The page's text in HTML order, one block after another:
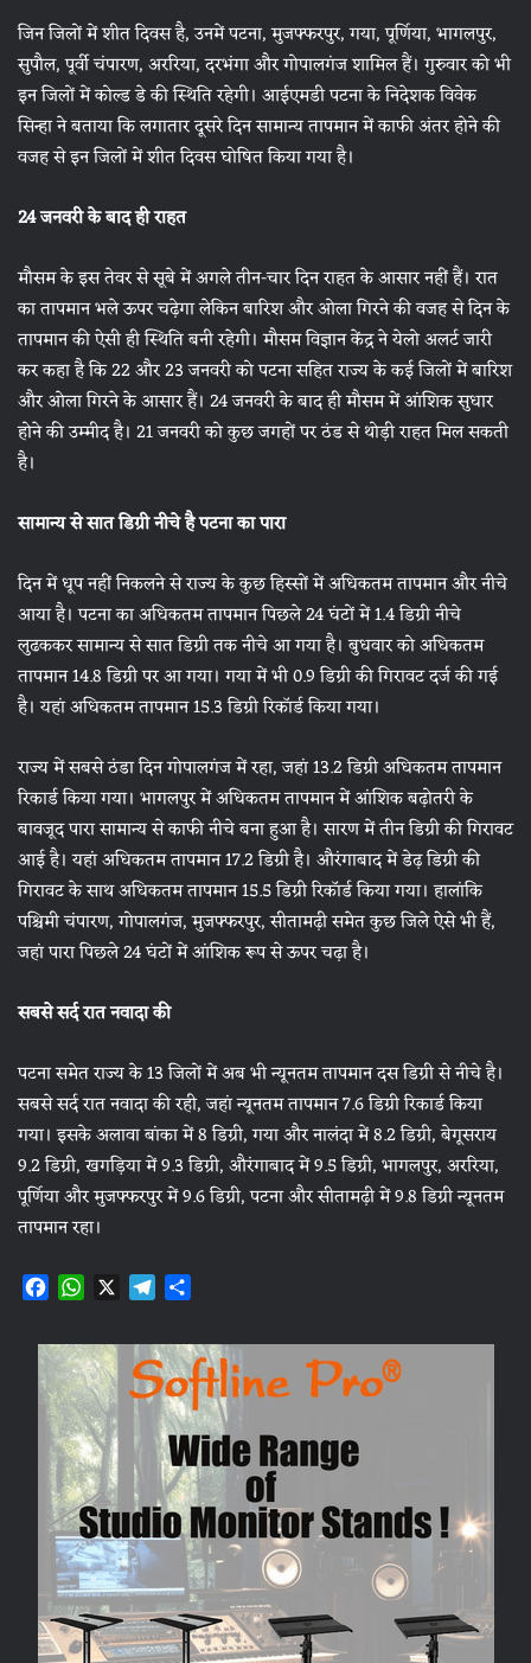
जिन जिलों में शीत दिवस है, उनमें पटना, मुजफ्फरपुर, गया, पूर्णिया, भागलपुर,
सुपौल, पूर्वी चंपारण, अररिया, दरभंगा और गोपालगंज शामिल हैं। गुरुवार को भी
इन जिलों में कोल्ड डे की स्थिति रहेगी। आईएमडी पटना के निदेशक विवेक
सिन्हा ने बताया कि लगातार दूसरे दिन सामान्य तापमान में काफी अंतर होने की
वजह से इन जिलों में शीत दिवस घोषित किया गया है।
24 जनवरी के बाद ही राहत
मौसम के इस तेवर से सूबे में अगले तीन-चार दिन राहत के आसार नहीं हैं। रात
का तापमान भले ऊपर चढ़ेगा लेकिन बारिश और ओला गिरने की वजह से दिन के
तापमान की ऐसी ही स्थिति बनी रहेगी। मौसम विज्ञान केंद्र ने येलो अलर्ट जारी
कर कहा है कि 22 और 23 जनवरी को पटना सहित राज्य के कई जिलों में बारिश
और ओला गिरने के आसार हैं। 24 जनवरी के बाद ही मौसम में आंशिक सुधार
होने की उम्मीद है। 21 जनवरी को कुछ जगहों पर ठंड से थोड़ी राहत मिल सकती
है।
सामान्य से सात डिग्री नीचे है पटना का पारा
दिन में धूप नहीं निकलने से राज्य के कुछ हिस्सों में अधिकतम तापमान और नीचे
आया है। पटना का अधिकतम तापमान पिछले 24 घंटों में 1.4 डिग्री नीचे
लुढककर सामान्य से सात डिग्री तक नीचे आ गया है। बुधवार को अधिकतम
तापमान 14.8 डिग्री पर आ गया। गया में भी 0.9 डिग्री की गिरावट दर्ज की गई
है। यहां अधिकतम तापमान 15.3 डिग्री रिकॉर्ड किया गया।
राज्य में सबसे ठंडा दिन गोपालगंज में रहा, जहां 13.2 डिग्री अधिकतम तापमान
रिकार्ड किया गया। भागलपुर में अधिकतम तापमान में आंशिक बढ़ोतरी के
बावजूद पारा सामान्य से काफी नीचे बना हुआ है। सारण में तीन डिग्री की गिरावट
आई है। यहां अधिकतम तापमान 17.2 डिग्री है। औरंगाबाद में डेढ़ डिग्री की
गिरावट के साथ अधिकतम तापमान 15.5 डिग्री रिकॉर्ड किया गया। हालांकि
पश्चिमी चंपारण, गोपालगंज, मुजफ्फरपुर, सीतामढ़ी समेत कुछ जिले ऐसे भी हैं,
जहां पारा पिछले 24 घंटों में आंशिक रूप से ऊपर चढ़ा है।
सबसे सर्द रात नवादा की
पटना समेत राज्य के 13 जिलों में अब भी न्यूनतम तापमान दस डिग्री से नीचे है।
सबसे सर्द रात नवादा की रही, जहां न्यूनतम तापमान 7.6 डिग्री रिकार्ड किया
गया। इसके अलावा बांका में 8 डिग्री, गया और नालंदा में 8.2 डिग्री, बेगूसराय
9.2 डिग्री, खगड़िया में 9.3 डिग्री, औरंगाबाद में 9.5 डिग्री, भागलपुर, अररिया,
पूर्णिया और मुजफ्फरपुर में 9.6 डिग्री, पटना और सीतामढ़ी में 9.8 डिग्री न्यूनतम
तापमान रहा।
F
c
e
b
o
o
k
W
a
t
s
A
p
p
X T
l
e
g
r
a
m
a
r
e